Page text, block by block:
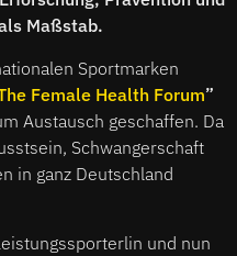
Maßstab.
Sportmarken
Female Health Forum”
Austausch geschaffen. Da
Schwangerschaft
in ganz Deutschland
und nun